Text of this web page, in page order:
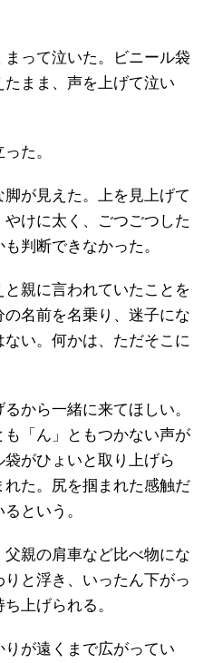
って泣いた。ビニール袋
まま、声を上げて泣い
た。
が見えた。上を見上げて
けに太く、ごつごつした
判断できなかった。
親に言われていたことを
名前を名乗り、迷子にな
い。何かは、ただそこに
から一緒に来てほしい。
「ん」ともつかない声が
がひょいと取り上げら
た。尻を掴まれた感触だ
という。
親の肩車など比べ物にな
と浮き、いったん下がっ
上げられる。
が遠くまで広がってい